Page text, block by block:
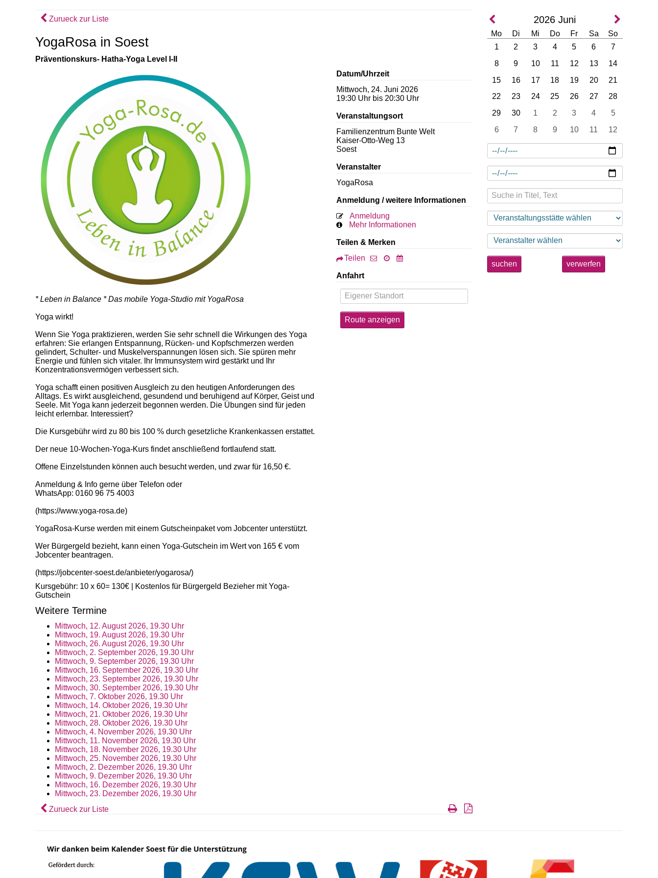
Zurueck zur Liste
YogaRosa in Soest
Präventionskurs- Hatha-Yoga Level I-II
* Leben in Balance * Das mobile Yoga-Studio mit YogaRosa
Yoga wirkt!
Wenn Sie Yoga praktizieren, werden Sie sehr schnell die Wirkungen des Yoga
erfahren: Sie erlangen Entspannung, Rücken- und Kopfschmerzen werden
gelindert, Schulter- und Muskelverspannungen lösen sich. Sie spüren mehr
Energie und fühlen sich vitaler. Ihr Immunsystem wird gestärkt und Ihr
Konzentrationsvermögen verbessert sich.
Yoga schafft einen positiven Ausgleich zu den heutigen Anforderungen des
Alltags. Es wirkt ausgleichend, gesundend und beruhigend auf Körper, Geist und
Seele. Mit Yoga kann jederzeit begonnen werden. Die Übungen sind für jeden
leicht erlernbar. Interessiert?
Die Kursgebühr wird zu 80 bis 100 % durch gesetzliche Krankenkassen erstattet.
Der neue 10-Wochen-Yoga-Kurs findet anschließend fortlaufend statt.
Offene Einzelstunden können auch besucht werden, und zwar für 16,50 €.
Anmeldung & Info gerne über Telefon oder
WhatsApp: 0160 96 75 4003
(https://www.yoga-rosa.de)
YogaRosa-Kurse werden mit einem Gutscheinpaket vom Jobcenter unterstützt.
Wer Bürgergeld bezieht, kann einen Yoga-Gutschein im Wert von 165 € vom
Jobcenter beantragen.
(https://jobcenter-soest.de/anbieter/yogarosa/)
Kursgebühr: 10 x 60= 130€ | Kostenlos für Bürgergeld Bezieher mit Yoga-
Gutschein
Weitere Termine
Mittwoch, 12. August 2026, 19.30 Uhr
Mittwoch, 19. August 2026, 19.30 Uhr
Mittwoch, 26. August 2026, 19.30 Uhr
Mittwoch, 2. September 2026, 19.30 Uhr
Mittwoch, 9. September 2026, 19.30 Uhr
Mittwoch, 16. September 2026, 19.30 Uhr
Mittwoch, 23. September 2026, 19.30 Uhr
Mittwoch, 30. September 2026, 19.30 Uhr
Mittwoch, 7. Oktober 2026, 19.30 Uhr
Mittwoch, 14. Oktober 2026, 19.30 Uhr
Mittwoch, 21. Oktober 2026, 19.30 Uhr
Mittwoch, 28. Oktober 2026, 19.30 Uhr
Mittwoch, 4. November 2026, 19.30 Uhr
Mittwoch, 11. November 2026, 19.30 Uhr
Mittwoch, 18. November 2026, 19.30 Uhr
Mittwoch, 25. November 2026, 19.30 Uhr
Mittwoch, 2. Dezember 2026, 19.30 Uhr
Mittwoch, 9. Dezember 2026, 19.30 Uhr
Mittwoch, 16. Dezember 2026, 19.30 Uhr
Mittwoch, 23. Dezember 2026, 19.30 Uhr
Datum/Uhrzeit
Mittwoch, 24. Juni 2026
19:30 Uhr bis 20:30 Uhr
Veranstaltungsort
Familienzentrum Bunte Welt
Kaiser-Otto-Weg 13
Soest
Veranstalter
YogaRosa
Anmeldung / weitere Informationen
Anmeldung
Mehr Informationen
Teilen & Merken
Teilen
Anfahrt
Zurueck zur Liste
2026 Juni
Mo Di Mi Do Fr Sa
So
1
2 3 4 5 6
7
8
9 10 11 12 13
14
15
16 17 18 19 20
21
22
23 24 25 26 27
28
29
30 1 2 3 4
5
6
7 8 9 10 11 12
suchen verwerfen